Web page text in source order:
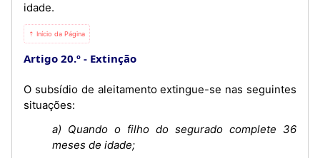
idade.
⇡ Início da Página
Artigo 20.º Extinção
O subsídio de aleitamento extingue-se nas seguintes
situações:
a) Quando o filho do segurado complete 36
meses de idade;